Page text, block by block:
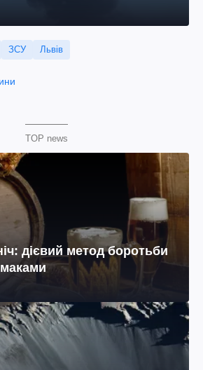
ЗСУ Львів
TOP news
дієвий метод боротьби